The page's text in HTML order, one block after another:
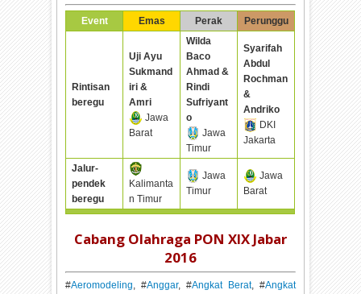
Event Emas Perak Perunggu
Rintisan
beregu
Uji Ayu
Sukmand
iri &
Amri
Jawa
Barat
Wilda
Baco
Ahmad &
Rindi
Sufriyant
o
Jawa
Timur
Syarifah
Abdul
Rochman
&
Andriko
DKI
Jakarta
Jalur-
pendek
beregu
Kalimanta
n Timur
Jawa
Timur
Jawa
Barat
Cabang Olahraga PON XIX Jabar
2016
#Aeromodeling, #Anggar, #Angkat Berat, #Angkat